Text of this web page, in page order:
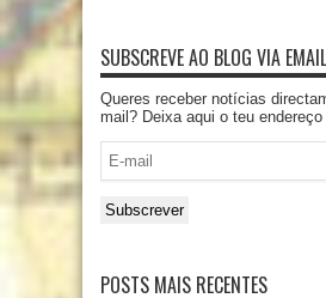
SUBSCREVE AO BLOG VIA EMAIL
Queres receber notícias
mail? Deixa aqui o teu
mail
Subscrever
POSTS MAIS RECENTES